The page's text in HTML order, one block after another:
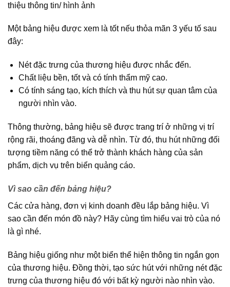
thiệu thông tin/ hình ảnh
Một bảng hiệu được xem là tốt nếu thỏa mãn 3 yếu tố sau
đây:
Nét đặc trưng của thương hiệu được nhắc đến.
Chất liệu bền, tốt và có tính thẩm mỹ cao.
Có tính sáng tạo, kích thích và thu hút sự quan tâm của
người nhìn vào.
Thông thường, bảng hiệu sẽ được trang trí ở những vị trí
rộng rãi, thoáng đãng và dễ nhìn. Từ đó, thu hút những đối
tượng tiềm năng có thể trở thành khách hàng của sản
phẩm, dịch vụ trên biển quảng cáo.
Vì sao cần đến bảng hiệu?
Các cửa hàng, đơn vị kinh doanh đều lắp bảng hiệu. Vì
sao cần đến món đồ này? Hãy cùng tìm hiểu vai trò của nó
là gì nhé.
Bảng hiệu giống như một biển thể hiện thông tin ngắn gọn
của thương hiệu. Đồng thời, tạo sức hút với những nét đặc
trưng của thương hiệu đó với bất kỳ người nào nhìn vào.